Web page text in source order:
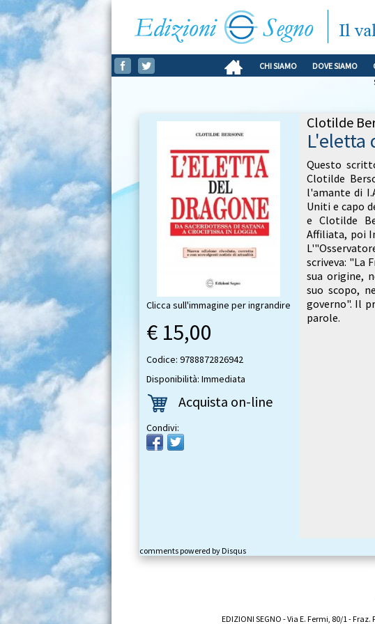
CHI SIAMO DOVE SIAMO
Clotilde
L'eletta
Questo
Clotilde
l'amante di
Uniti e capo
e Clotilde
Affiliata, poi
scriveva: "La
sua origine,
suo scopo,
governo". Il
parole.
Clicca sull'immagine per ingrandire
€ 15,00
Codice: 9788872826942
Disponibilità: Immediata
Acquista on-line
Condivi:
comments powered byDisqus
EDIZIONI SEGNO - Via E. Fermi, 80/1 -